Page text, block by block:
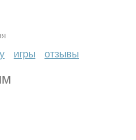
игры отзывы